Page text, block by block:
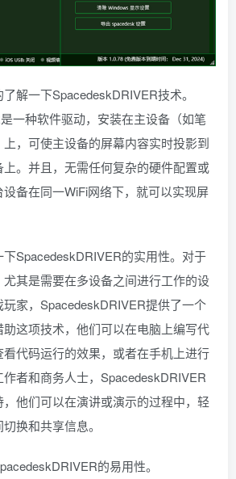
解一下SpacedeskDRIVER技术。
一种软件驱动，安装在主设备（如笔
，可使主设备的屏幕内容实时投影到
。并且，无需任何复杂的硬件配置或
备在同一WiFi网络下，就可以实现屏
SpacedeskDRIVER的实用性。对于
其是需要在多设备之间进行工作的设
家，SpacedeskDRIVER提供了一个
这项技术，他们可以在电脑上编写代
代码运行的效果，或者在手机上进行
者和商务人士，SpacedeskDRIVER
他们可以在演讲或演示的过程中，轻
换和共享信息。
的易用性。